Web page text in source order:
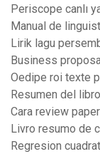
Periscope canlı
Manual de
Lirik lagu
Business
Oedipe roi texte
Resumen del
Cara review paper
Livro resumo de
Regresion